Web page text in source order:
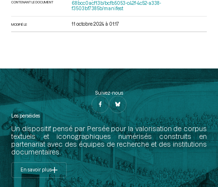
CONTENANT LE DOCUMENT
68bcc0acf13b/bcfb5053-c42f-4c52-a338-
f3503bf7385b/manifest
MODIFIÉ LE 11 octobre 2024 à 01:17
Suivez-nous
Les perséides
Un dispositif pensé par Persée pour la valorisation de corpus
textuels et iconographiques numérisés construits en
partenariat avec des équipes de recherche et des institutions
documentaires.
En savoir plus